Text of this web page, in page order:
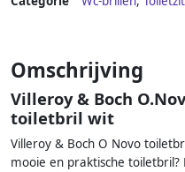
Omschrijving
Villeroy & Boch
toiletbril wit
Villeroy & Boch O Novo
mooie en praktische toiletbril?